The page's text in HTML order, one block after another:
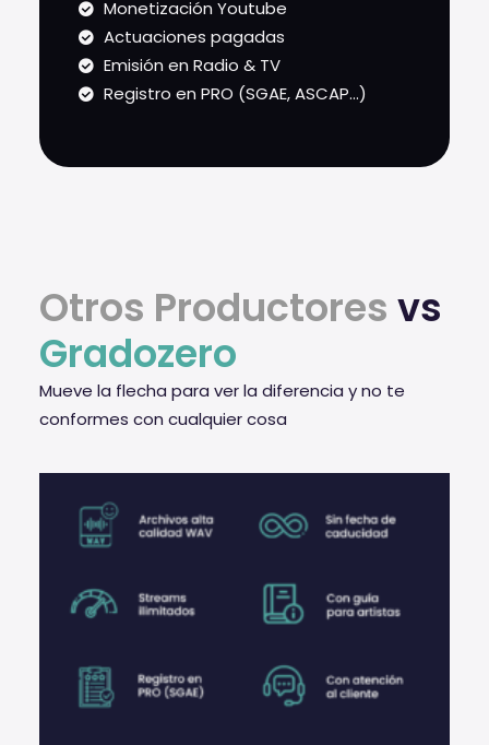
Monetización Youtube
Actuaciones pagadas
Emisión en Radio & TV
Registro en PRO (SGAE, ASCAP...)
Otros Productores vs
Gradozero
Mueve la flecha para ver la diferencia y no te
conformes con cualquier cosa